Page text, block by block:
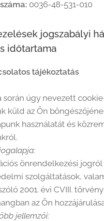
0036-48-531-010
jogszabályi
időtartama
tájékoztatás
úgy nevezett
küld az Ön
használatát és
önrendelkezési jogról
szolgáltatások,
2001. évi CVIII.
az Ön
jellemzői: